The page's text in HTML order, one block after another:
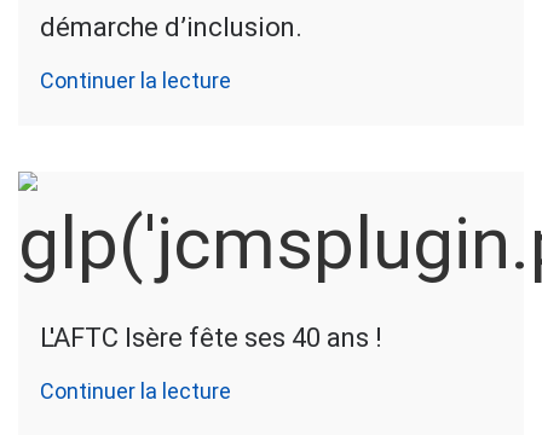
démarche d’inclusion.
Continuer la lecture
L'AFTC Isère fête ses 40 ans !
Continuer la lecture